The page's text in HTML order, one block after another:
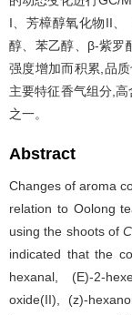
I、芳樟醇氧化物II、
醇、苯乙醇、β-紫罗
强度增加而积累,品
主要特征香气组分,
之一。
Abstract
Changes of aroma
relation to Oolong
using the shoots of
indicated that the
hexanal, (E)-2-
oxide(II), (z)-